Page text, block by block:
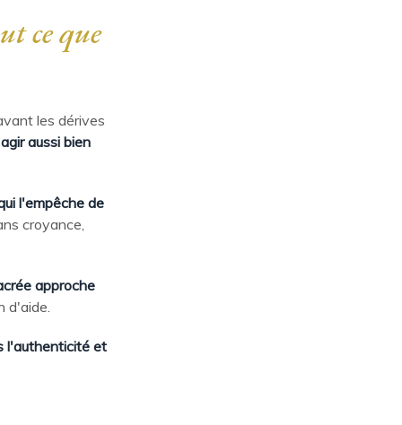
ce que
les dérives
aussi bien
l'empêche de
croyance,
approche
d'aide.
l'authenticité et